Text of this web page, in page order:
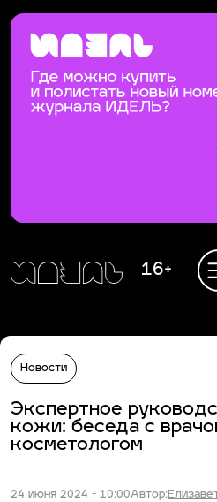
16+
Новости
Экспертное
кожи: беседа с
косметологом
24 июня 2024 - 10:00Автор: